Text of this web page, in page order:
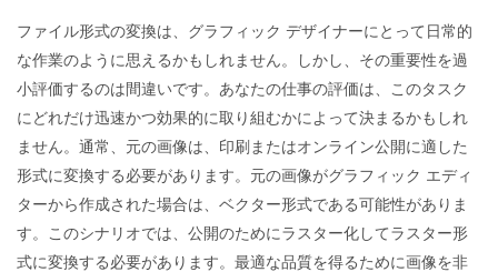
ファイル形式の変換は、グラフィック デザイナーにとって日常的
な作業のように思えるかもしれません。しかし、その重要性を過
小評価するのは間違いです。あなたの仕事の評価は、このタスク
にどれだけ迅速かつ効果的に取り組むかによって決まるかもしれ
ません。通常、元の画像は、印刷またはオンライン公開に適した
形式に変換する必要があります。元の画像がグラフィック エディ
ターから作成された場合は、ベクター形式である可能性がありま
す。このシナリオでは、公開のためにラスター化してラスター形
式に変換する必要があります。最適な品質を得るために画像を非